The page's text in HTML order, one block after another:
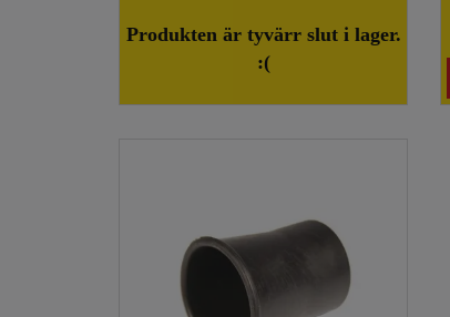
Produkten är tyvärr slut i lager.
:(